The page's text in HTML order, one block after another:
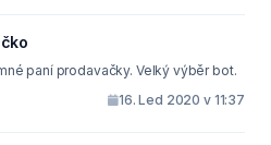
paní prodavačky. Velký výběr bot.
16. Led 2020 v 11:37